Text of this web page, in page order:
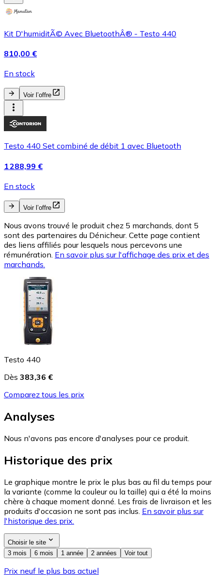
Kit D'humiditÃ© Avec BluetoothÂ® - Testo 440
810,00 €
En stock
Voir l’offre
Testo 440 Set combiné de débit 1 avec Bluetooth
1 288,99 €
En stock
Voir l’offre
Nous avons trouvé le produit chez 5 marchands, dont 5
sont des partenaires du Dénicheur. Cette page contient
des liens affiliés pour lesquels nous percevons une
rémunération. En savoir plus sur l'affichage des prix et des
marchands.
Testo 440
Dès 383,36 €
Comparez tous les prix
Analyses
Nous n'avons pas encore d'analyses pour ce produit.
Historique des prix
Le graphique montre le prix le plus bas au fil du temps pour
la variante (comme la couleur ou la taille) qui a été la moins
chère à chaque moment donné. Les frais de livraison et les
produits d'occasion ne sont pas inclus. En savoir plus sur
l'historique des prix.
Choisir le site
3 mois
6 mois 1 année 2 années Voir tout
Prix neuf le plus bas actuel